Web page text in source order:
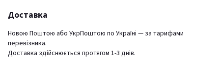
Доставка
Новою Поштою або УкрПоштою по Україні — за тарифами
перевізника.
Доставка здійснюється протягом 1-3 днів.